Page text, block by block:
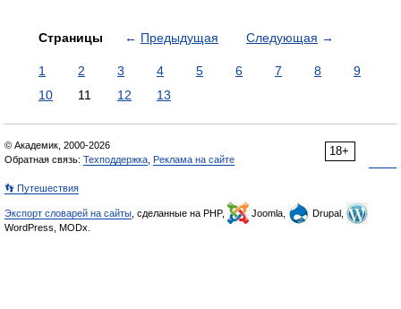
Страницы ← Предыдущая Следующая →
1 2 3 4 5 6 7 8
9
10
11 12 13
18+
© Академик, 2000-2026
Обратная связь: Техподдержка Реклама на сайте
👣 Путешествия
Экспорт словарей на сайты , сделанные на PHP, Joomla,
Drupal,
WordPress, MODx.